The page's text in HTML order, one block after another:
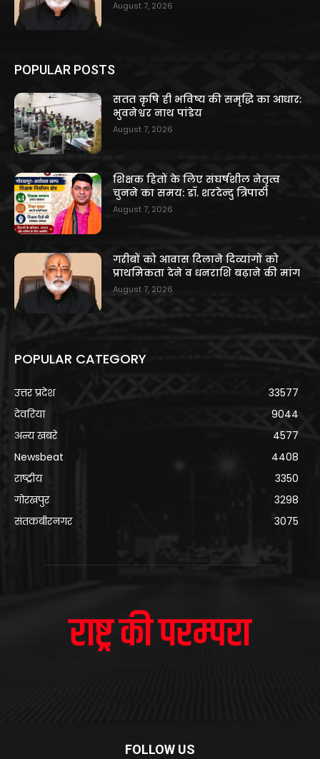
August 7, 2026
POPULAR POSTS
सतत कृषि ही भविष्य की समृद्धि का आधार:
भुवनेश्वर नाथ पांडेय
August 7, 2026
शिक्षक हितों के लिए संघर्षशील नेतृत्व
चुनने का समय: डॉ. शरदेन्दु त्रिपाठी
August 7, 2026
गरीबों को आवास दिलाने दिव्यांगों को
प्राथमिकता देने व धनराशि बढ़ाने की मांग
August 7, 2026
POPULAR CATEGORY
उत्तर प्रदेश
33577
देवरिया
9044
अन्य खबरे
4577
Newsbeat
4408
राष्ट्रीय
3350
गोरखपुर
3298
संतकबीरनगर
3075
FOLLOW US